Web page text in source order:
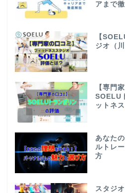
アまで
【
ジオ（
【専門
SOELU
ットネ
あなた
ルトレ
方
スタジ